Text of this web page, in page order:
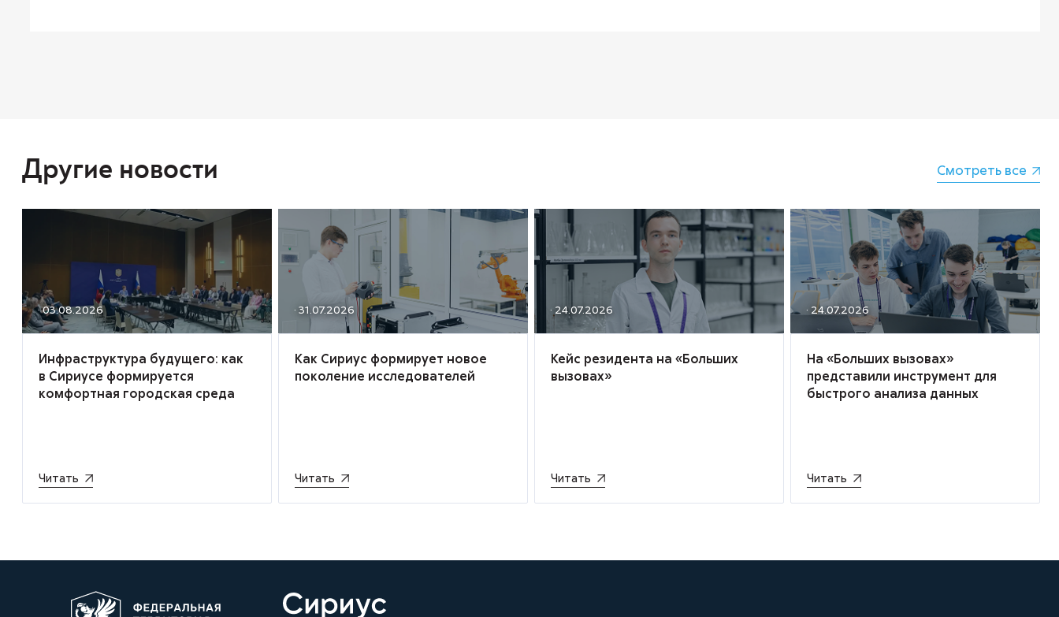
Другие новости Смотреть все
· 03.08.2026
Инфраструктура будущего: как
в Сириусе формируется
комфортная городская среда
Читать
· 31.07.2026
Как Сириус формирует новое
поколение исследователей
Читать
· 24.07.2026
Кейс резидента на «Больших
вызовах»
Читать
· 24.07.2026
На «Больших вызовах»
представили инструмент для
быстрого анализа данных
Читать